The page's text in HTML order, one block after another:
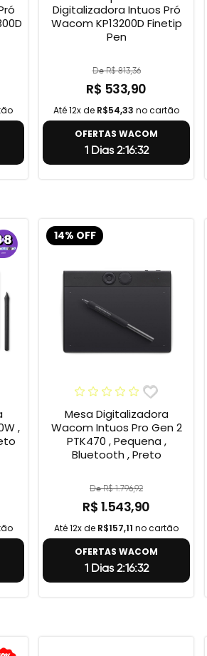
Digitalizadora Intuos Pró
Wacom KP13200D Finetip
Pen
De R$ 813,36
R$ 533,90
Até 12x de R$54,33 no cartão
OFERTAS WACOM
1 Dias 2:16:31
,
14% OFF
Mesa Digitalizadora
Wacom Intuos Pro Gen 2
PTK470 , Pequena ,
Bluetooth , Preto
De R$ 1.796,92
R$ 1.543,90
Até 12x de R$157,11 no cartão
OFERTAS WACOM
1 Dias 2:16:31